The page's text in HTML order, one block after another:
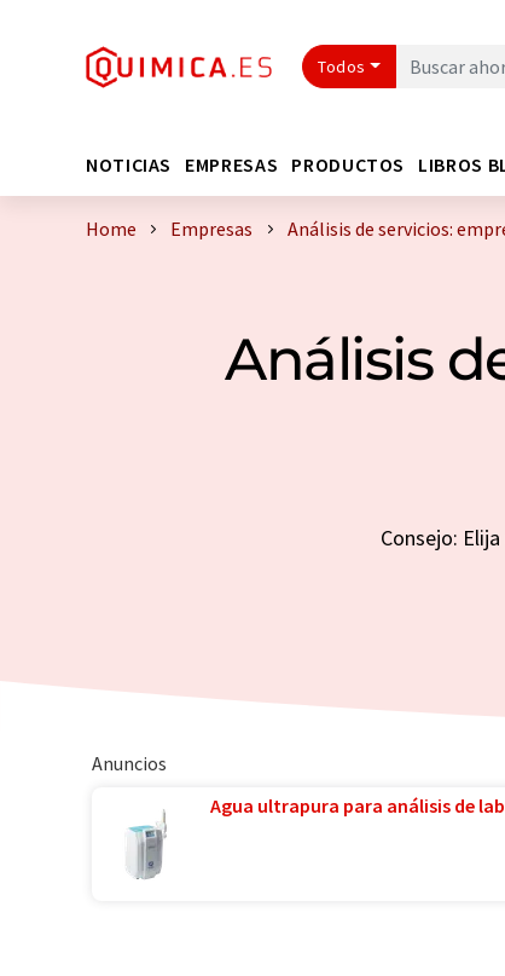
Todos
NOTICIAS EMPRESAS PRODUCTOS LIBROS
Home Empresas Análisis de servicios:
Análisis
Consejo:
Anuncios
Agua ultrapura para análisis de